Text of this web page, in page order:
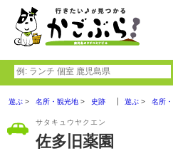
遊ぶ 名所・観光地 史跡 遊ぶ 名所
サタキュウヤクエン
佐多旧薬園